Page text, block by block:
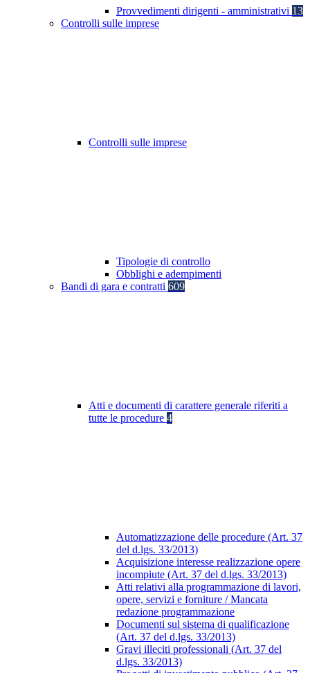
Provvedimenti dirigenti - amministrativi 13
Controlli sulle imprese
Controlli sulle imprese
Tipologie di controllo
Obblighi e adempimenti
Bandi di gara e contratti 609
Atti e documenti di carattere generale riferiti a
tutte le procedure 4
Automatizzazione delle procedure (Art. 37
del d.lgs. 33/2013)
Acquisizione interesse realizzazione opere
incompiute (Art. 37 del d.lgs. 33/2013)
Atti relativi alla programmazione di lavori,
opere, servizi e forniture / Mancata
redazione programmazione
Documenti sul sistema di qualificazione
(Art. 37 del d.lgs. 33/2013)
Gravi illeciti professionali (Art. 37 del
d.lgs. 33/2013)